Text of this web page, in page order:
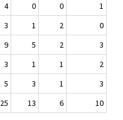
4 0 0
1
3 1 2
0
9 5 2
3
3 1 1
2
5 3 1
3
25 13 6 10